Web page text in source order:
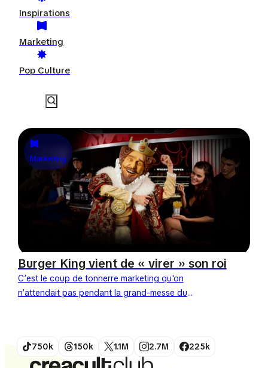
Inspirations
Marketing
Pop Culture
Marketing
Burger King vient de « virer » son roi
C’est le coup de tonnerre marketing qu'on
n’attendait pas pendant la grand-messe du
750k 150k 1.1M 2.7M 225k